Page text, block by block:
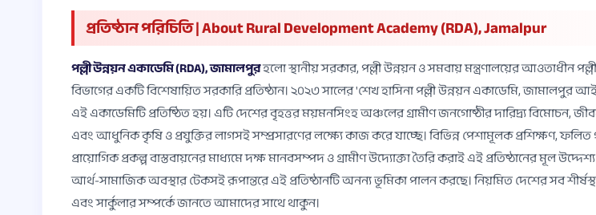
প্রতিষ্ঠান পরিচিতি | About Rural Development Academy (RDA), Jamalpur
পল্লী উন্নয়ন একাডেমি (RDA), জামালপুরহলো স্থানীয় সরকার, পল্লী উন্নয়ন ও সমবায় মন্ত্রণালয়ের আওতাধীন
বিভাগের একটি বিশেষায়িত সরকারি প্রতিষ্ঠান। ২০২৩ সালের 'শেখ হাসিনা পল্লী উন্নয়ন একাডেমি, জামালপুর
এই একাডেমিটি প্রতিষ্ঠিত হয়। এটি দেশের বৃহত্তর ময়মনসিংহ অঞ্চলের গ্রামীণ জনগোষ্ঠীর দারিদ্র্য বিমোচন,
এবং আধুনিক কৃষি ও প্রযুক্তির লাগসই সম্প্রসারণের লক্ষ্যে কাজ করে যাচ্ছে। বিভিন্ন পেশামূলক প্রশিক্ষণ,
প্রায়োগিক প্রকল্প বাস্তবায়নের মাধ্যমে দক্ষ মানবসম্পদ ও গ্রামীণ উদ্যোক্তা তৈরি করাই এই প্রতিষ্ঠানের মূল
আর্থ-সামাজিক অবস্থার টেকসই রূপান্তরে এই প্রতিষ্ঠানটি অনন্য ভূমিকা পালন করছে। নিয়মিত দেশের সব
এবং সার্কুলার সম্পর্কে জানতে আমাদের সাথে থাকুন।